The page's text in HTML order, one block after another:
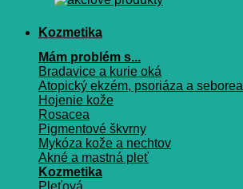
Kozmetika
Mám problém s...
Bradavice a kurie oká
Atopický ekzém, psoriáza a seborea
Hojenie kože
Rosacea
Pigmentové škvrny
Mykóza kože a nechtov
Akné a mastná pleť
Kozmetika
Pleťová